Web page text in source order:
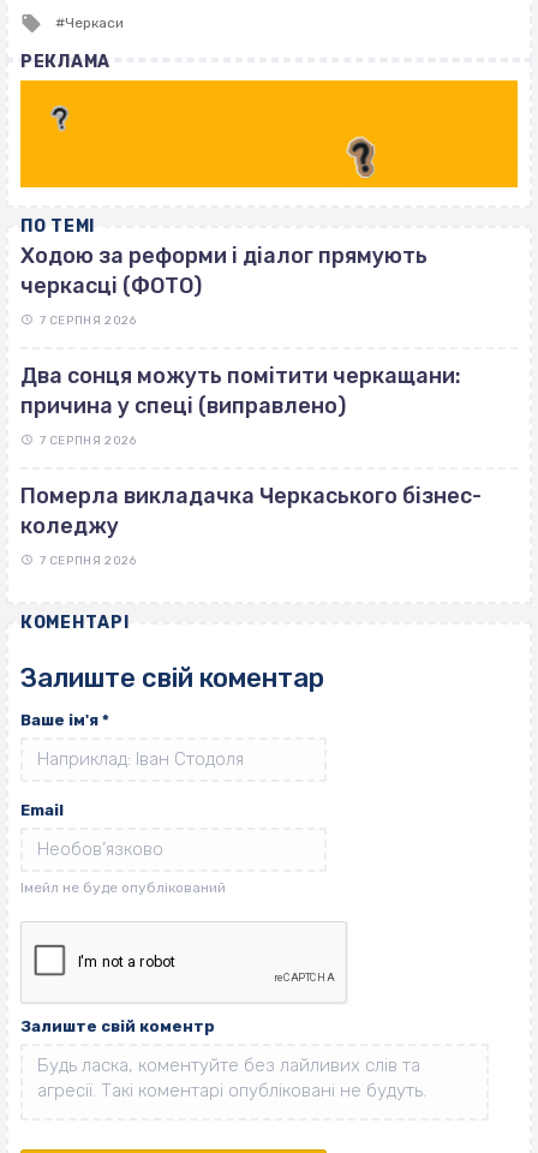
Tagged
Черкаси
РЕКЛАМА
ПО ТЕМІ
Ходою за реформи і діалог прямують
черкасці (ФОТО)
7 СЕРПНЯ 2026
Два сонця можуть помітити черкащани:
причина у спеці (виправлено)
7 СЕРПНЯ 2026
Померла викладачка Черкаського бізнес-
коледжу
7 СЕРПНЯ 2026
КОМЕНТАРІ
Залиште свій коментар
Ваше ім'я *
Email
Залиште свій коментр